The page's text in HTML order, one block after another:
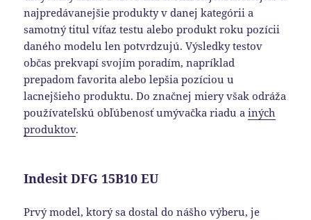
najpredávanejšie produkty v danej kategórii a
samotný titul víťaz testu alebo produkt roku pozícii
daného modelu len potvrdzujú. Výsledky testov
občas prekvapí svojím poradím, napríklad
prepadom favorita alebo lepšia pozíciou u
lacnejšieho produktu. Do značnej miery však odráža
používateľskú obľúbenosť umývačka riadu ainých
produktov.
Indesit DFG 15B10 EU
Prvý model, ktorý sa dostal do nášho výberu, je